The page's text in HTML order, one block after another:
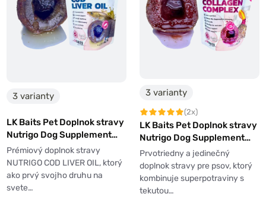
3 varianty
LK Baits Pet Doplnok stravy
Nutrigo Dog Supplement
Cod Liver Oil
Prémiový doplnok stravy
NUTRIGO COD LIVER OIL, ktorý
ako prvý svojho druhu na
svete…
3 varianty
(2x)
LK Baits Pet Doplnok stravy
Nutrigo Dog Supplement
Collagen Complex
Prvotriedny a jedinečný
doplnok stravy pre psov, ktorý
kombinuje superpotraviny s
tekutou…